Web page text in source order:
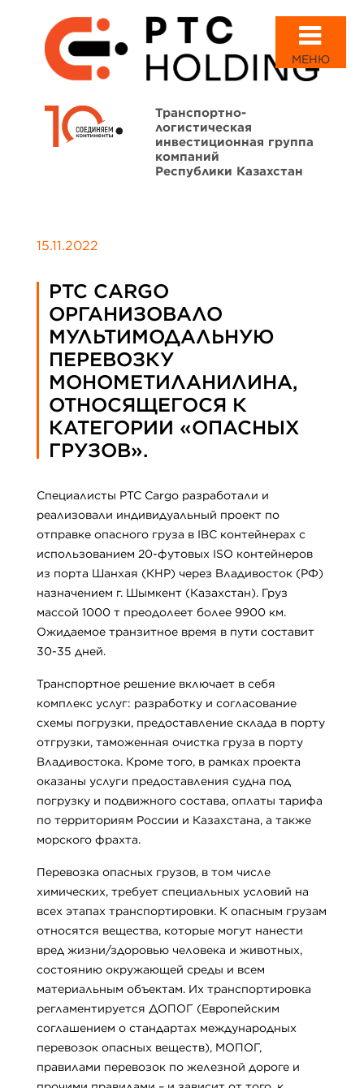
МЕНЮ
Транспортно-
логистическая
инвестиционная группа
компаний
Республики Казахстан
15.11.2022
PTC CARGO
ОРГАНИЗОВАЛО
МУЛЬТИМОДАЛЬНУЮ
ПЕРЕВОЗКУ
МОНОМЕТИЛАНИЛИНА,
ОТНОСЯЩЕГОСЯ К
КАТЕГОРИИ «ОПАСНЫХ
ГРУЗОВ».
Специалисты PTC Cargo разработали и
реализовали индивидуальный проект по
отправке опасного груза в IBC контейнерах с
использованием 20-футовых ISO контейнеров
из порта Шанхая (КНР) через Владивосток (РФ)
назначением г. Шымкент (Казахстан). Груз
массой 1000 т преодолеет более 9900 км.
Ожидаемое транзитное время в пути составит
30-35 дней.
Транспортное решение включает в себя
комплекс услуг: разработку и согласование
схемы погрузки, предоставление склада в порту
отгрузки, таможенная очистка груза в порту
Владивостока. Кроме того, в рамках проекта
оказаны услуги предоставления судна под
погрузку и подвижного состава, оплаты тарифа
по территориям России и Казахстана, а также
морского фрахта.
Перевозка опасных грузов, в том числе
химических, требует специальных условий на
всех этапах транспортировки. К опасным грузам
относятся вещества, которые могут нанести
вред жизни/здоровью человека и животных,
состоянию окружающей среды и всем
материальным объектам. Их транспортировка
регламентируется ДОПОГ (Европейским
соглашением о стандартах международных
перевозок опасных веществ), МОПОГ,
правилами перевозок по железной дороге и